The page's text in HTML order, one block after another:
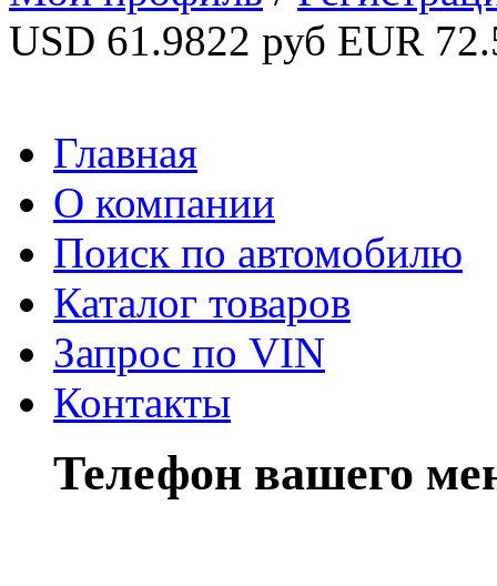
USD 61.9822 руб EUR
Главная
О компании
Поиск по автомобилю
Каталог товаров
Запрос по VIN
Контакты
Телефон вашего